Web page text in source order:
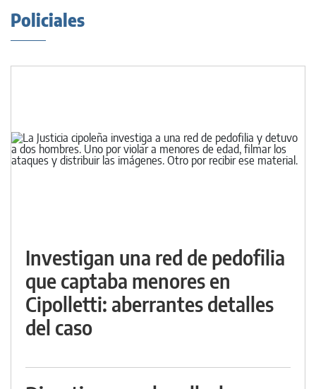
Policiales
Investigan una red de pedofilia
que captaba menores en
Cipolletti: aberrantes detalles
del caso